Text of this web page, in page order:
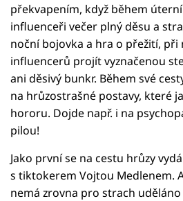
překvapením, když během
influenceři večer plný děsu a
noční bojovka a hra o přežití, při
influencerů projít vyznačenou
ani děsivý bunkr. Během své
na hrůzostrašné postavy, které
hororu. Dojde např. i na
pilou!
Jako první se na cestu hrůzy
s tiktokerem Vojtou Medlenem.
nemá zrovna pro strach